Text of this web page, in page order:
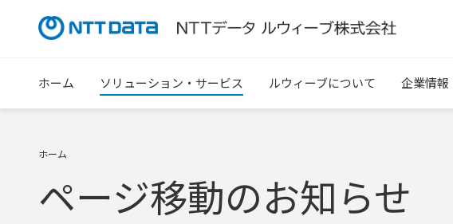
ホーム ソリューション・サービス ルウィーブについて 企業情報
ホーム
ページ移動のお知らせ